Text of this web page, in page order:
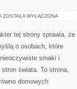
PERFUMY
ZOSTAŁA WYŁĄCZONA
tej strony sprawia, że
o osobach, które
smaki i
świata. To strona,
domowych